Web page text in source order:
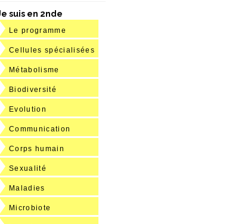
suis en 2nde
Le programme
Cellules spécialisées
Métabolisme
Biodiversité
Evolution
Communication
Corps humain
Sexualité
Maladies
Microbiote